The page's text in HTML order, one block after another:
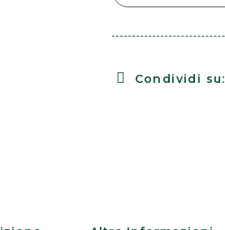
Condividi su: